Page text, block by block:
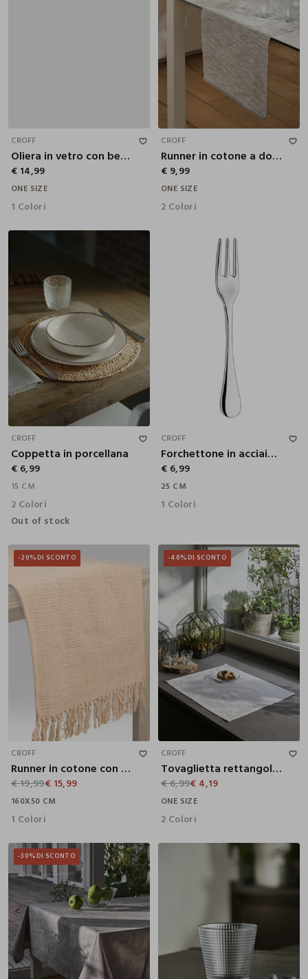
CROFF
Oliera in vetro con beccuccio
€ 14,99
ONE SIZE
1 Colori
CROFF
Runner in cotone a doppia costina
€ 9,99
ONE SIZE
2 Colori
15 CM
CROFF
Coppetta in porcellana
€ 6,99
15 CM
2 Colori
Out of stock
CROFF
Forchettone in acciaio Made in Italy
€ 6,99
25 CM
1 Colori
-20%DI SCONTO
160X50 CM
CROFF
Runner in cotone con frange
€ 19,99€ 15,99
160X50 CM
1 Colori
-40%DI SCONTO
CROFF
Tovaglietta rettangolare in cotone jacquard
€ 6,99€ 4,19
ONE SIZE
2 Colori
-30%DI SCONTO